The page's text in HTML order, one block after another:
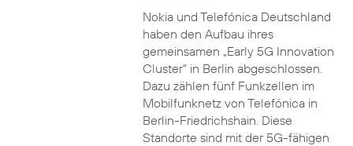
Nokia und Telefónica Deutschland
haben den Aufbau ihres
gemeinsamen „Early 5G Innovation
Cluster” in Berlin abgeschlossen.
Dazu zählen fünf Funkzellen im
Mobilfunknetz von Telefónica in
Berlin-Friedrichshain. Diese
Standorte sind mit der 5G-fähigen